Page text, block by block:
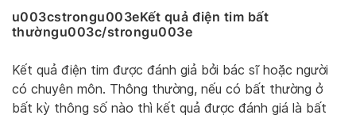
u003cstrongu003eKết quả điện tim bất
thườngu003c/strongu003e
Kết quả điện tim được đánh giả bởi bác sĩ hoặc người
có chuyên môn. Thông thường, nếu có bất thường ở
bất kỳ thông số nào thì kết quả được đánh giá là bất